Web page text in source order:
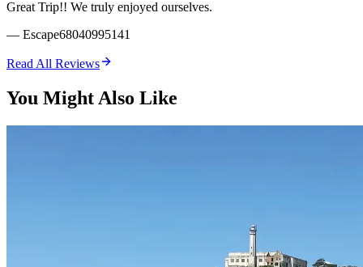
Great Trip!! We truly enjoyed ourselves.
— Escape68040995141
Read All Reviews
You Might Also Like